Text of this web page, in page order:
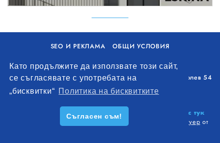
Като продължите да използвате този сайт,
се съгласявате с употребата на
„бисквитки“ Политика на бисквитките
Съгласен съм!
SEO И РЕКЛАМА
ОБЩИ УСЛОВИЯ
Уолоу Интернешънъл ЕООД, гр. Варна, бул. Генерал Колев 54
+359 893 621 112
office@remontna-brigada.com
Създай профил на своя строителен бизнес тук
. Всички права запазени. Изработка на софтуер от